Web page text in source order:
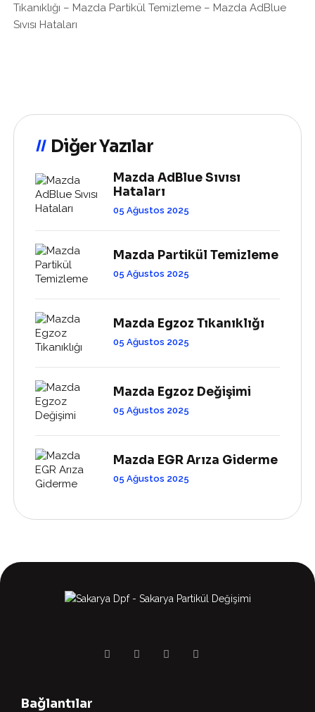
Tıkanıklığı – Mazda Partikül Temizleme – Mazda AdBlue
Sıvısı Hataları
Diğer Yazılar
Mazda AdBlue Sıvısı
Hataları
05 Ağustos 2025
Mazda Partikül Temizleme
05 Ağustos 2025
Mazda Egzoz Tıkanıklığı
05 Ağustos 2025
Mazda Egzoz Değişimi
05 Ağustos 2025
Mazda EGR Arıza Giderme
05 Ağustos 2025
Bağlantılar